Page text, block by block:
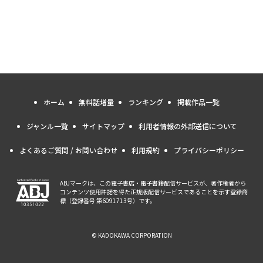
ホーム 無料話増量 ランキング 掲載作品一覧
ジャンル一覧 サイトマップ 利用者情報の外部送信について
よくあるご質問 / お問い合わせ 利用規約 プライバシーポリシー
ABJマークは、この電子書店・電子書籍配信サービスが、著作権者から
コンテンツ使用許諾を得た正規版配信サービスであることを示す登録商
標（登録番号 第6091713号）です。
© KADOKAWA CORPORATION